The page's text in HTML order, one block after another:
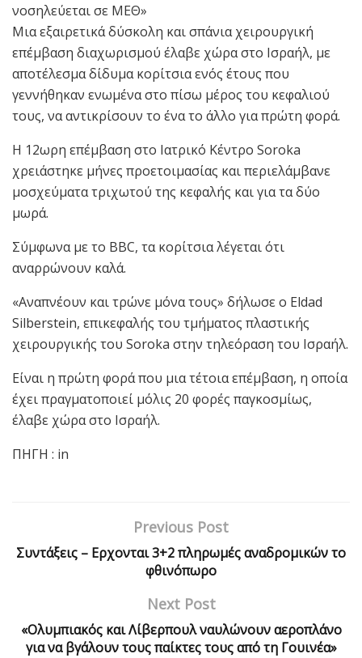
νοσηλεύεται σε ΜΕΘ»
Μια εξαιρετικά δύσκολη και σπάνια χειρουργική
επέμβαση διαχωρισμού έλαβε χώρα στο Ισραήλ, με
αποτέλεσμα δίδυμα κορίτσια ενός έτους που
γεννήθηκαν ενωμένα στο πίσω μέρος του κεφαλιού
τους, να αντικρίσουν το ένα το άλλο για πρώτη φορά.
Η 12ωρη επέμβαση στο Ιατρικό Κέντρο Soroka
χρειάστηκε μήνες προετοιμασίας και περιελάμβανε
μοσχεύματα τριχωτού της κεφαλής και για τα δύο
μωρά.
Σύμφωνα με το BBC, τα κορίτσια λέγεται ότι
αναρρώνουν καλά.
«Αναπνέουν και τρώνε μόνα τους» δήλωσε ο Eldad
Silberstein, επικεφαλής του τμήματος πλαστικής
χειρουργικής του Soroka στην τηλεόραση του Ισραήλ.
Είναι η πρώτη φορά που μια τέτοια επέμβαση, η οποία
έχει πραγματοποιεί μόλις 20 φορές παγκοσμίως,
έλαβε χώρα στο Ισραήλ.
ΠΗΓΗ : in
Previous Post
Συντάξεις – Ερχονται 3+2 πληρωμές αναδρομικών το
φθινόπωρο
Next Post
«Ολυμπιακός και Λίβερπουλ ναυλώνουν αεροπλάνο
για να βγάλουν τους παίκτες τους από τη Γουινέα»